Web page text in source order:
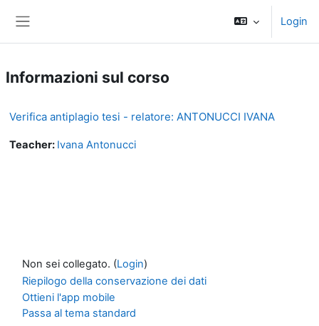
Login
Informazioni sul corso
Verifica antiplagio tesi - relatore: ANTONUCCI IVANA
Teacher: Ivana Antonucci
Non sei collegato. (Login)
Riepilogo della conservazione dei dati
Ottieni l'app mobile
Passa al tema standard